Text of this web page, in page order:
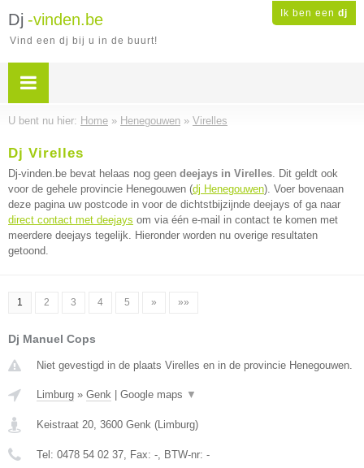
Ik ben een dj
Dj -vinden.be
Vind een dj bij u in de buurt!
U bent nu hier: Home » Henegouwen » Virelles
Dj Virelles
Dj-vinden.be bevat helaas nog geen deejays in Virelles. Dit geldt ook
voor de gehele provincie Henegouwen (dj Henegouwen). Voer bovenaan
deze pagina uw postcode in voor de dichtstbijzijnde deejays of ga naar
direct contact met deejays om via één e-mail in contact te komen met
meerdere deejays tegelijk. Hieronder worden nu overige resultaten
getoond.
1 2 3 4 5 » »»
Dj Manuel Cops
Niet gevestigd in de plaats Virelles en in de provincie Henegouwen.
Limburg » Genk Google maps ▼
Keistraat 20, 3600 Genk (Limburg)
Tel: 0478 54 02 37, Fax: -, BTW-nr: -